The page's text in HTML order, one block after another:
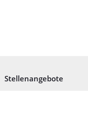
Stellenangebote